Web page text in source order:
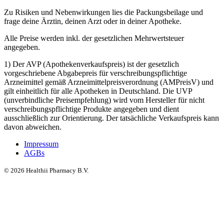
Zu Risiken und Nebenwirkungen lies die Packungsbeilage und
frage deine Ärztin, deinen Arzt oder in deiner Apotheke.
Alle Preise werden inkl. der gesetzlichen Mehrwertsteuer
angegeben.
1) Der AVP (Apothekenverkaufspreis) ist der gesetzlich
vorgeschriebene Abgabepreis für verschreibungspflichtige
Arzneimittel gemäß Arzneimittelpreisverordnung (AMPreisV) und
gilt einheitlich für alle Apotheken in Deutschland. Die UVP
(unverbindliche Preisempfehlung) wird vom Hersteller für nicht
verschreibungspflichtige Produkte angegeben und dient
ausschließlich zur Orientierung. Der tatsächliche Verkaufspreis kann
davon abweichen.
Impressum
AGBs
© 2026 Healthii Pharmacy B.V.